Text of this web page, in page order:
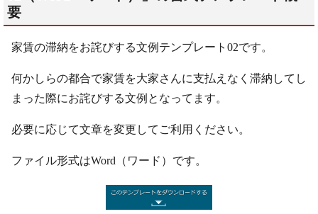
要
家賃の滞納をお詫びする文例テンプレート02です。
何かしらの都合で家賃を大家さんに支払えなく滞納してし
まった際にお詫びする文例となってます。
必要に応じて文章を変更してご利用ください。
ファイル形式はWord（ワード）です。